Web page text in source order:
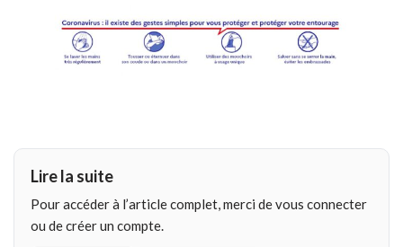
Lire la suite
Pour accéder à l’article complet, merci de vous connecter
ou de créer un compte.